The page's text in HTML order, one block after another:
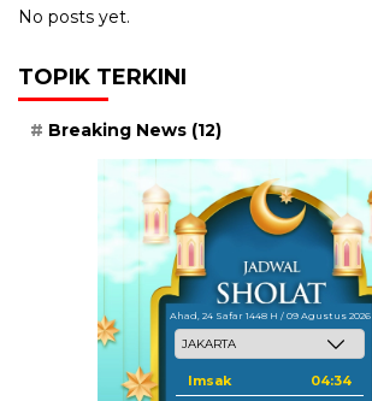
No posts yet.
TOPIK TERKINI
Breaking News (12)
Ahad, 24 Safar 1448 H / 09 Agustus 2026
Imsak 04:34